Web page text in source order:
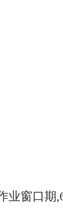
窗口期